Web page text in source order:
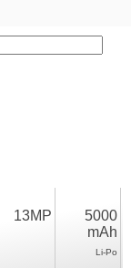
13MP
5000
mAh
Li-Po